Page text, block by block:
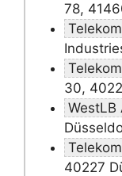
78,
30,
WestLB
40227